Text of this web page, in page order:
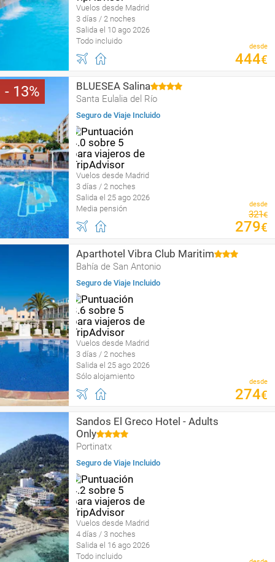
Vuelos desde Madrid
3 días / 2 noches
Salida el 10 ago 2026
Todo incluido
desde
444€
13 BLUESEA Salina
Santa Eulalia del Río
Seguro de Viaje Incluido
Vuelos desde Madrid
3 días / 2 noches
Salida el 25 ago 2026
Media pensión
desde
321€
279€
Aparthotel Vibra Club Maritim
Bahía de San Antonio
Seguro de Viaje Incluido
Vuelos desde Madrid
3 días / 2 noches
Salida el 25 ago 2026
Sólo alojamiento
desde
274€
Sandos El Greco Hotel - Adults
Only
Portinatx
Seguro de Viaje Incluido
Vuelos desde Madrid
4 días / 3 noches
Salida el 16 ago 2026
Todo incluido